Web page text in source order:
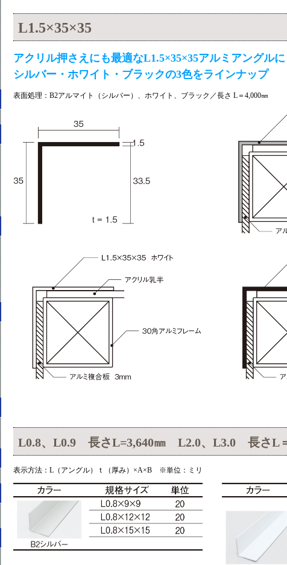
L1.5×35×35
アクリル押さえにも最適なL1.5×35×35アルミアングルに
シルバー・ホワイト・ブラックの3色をラインナップ
表面処理：B2アルマイト（シルバー）、ホワイト、ブラック／長さ L＝4,000㎜
L0.8、L0.9 長さL=3,640㎜ L2.0、L3.0 長さL
表示方法：L（アングル）ｔ（厚み）×A×B ※単位：ミリ